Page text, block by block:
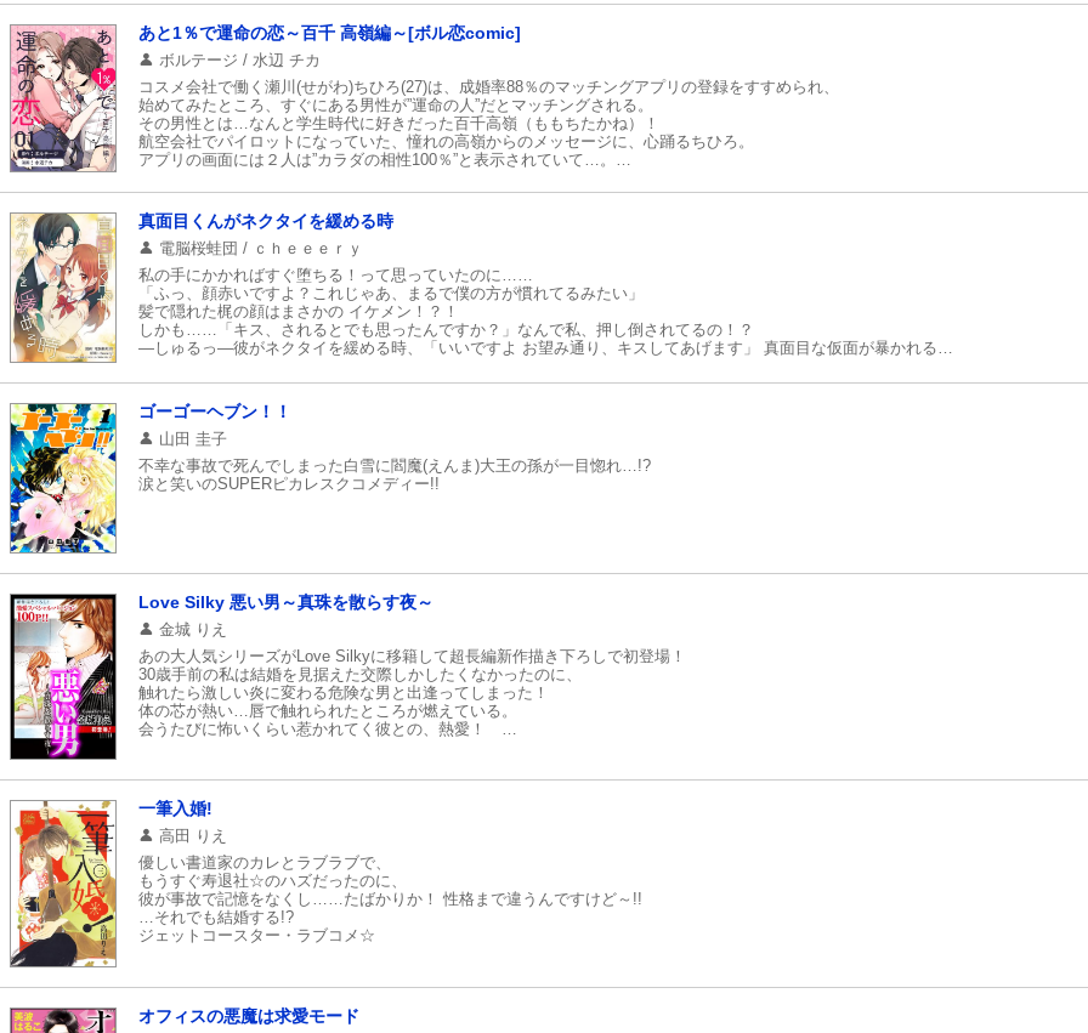
あと1％で運命の恋～百千 高嶺編～[ボル恋comic]
ボルテージ / 水辺 チカ
コスメ会社で働く瀬川(せがわ)ちひろ(27)は、成婚率88％のマッチングアプリの登録をすすめられ、
始めてみたところ、すぐにある男性が”運命の人”だとマッチングされる。
その男性とは…なんと学生時代に好きだった百千高嶺（ももちたかね）！
航空会社でパイロットになっていた、憧れの高嶺からのメッセージに、心踊るちひろ。
アプリの画面には２人は”カラダの相性100％”と表示されていて…。
真面目くんがネクタイを緩める時
電脳桜蛙団 / ｃｈｅｅｅｒｙ
私の手にかかればすぐ堕ちる！って思っていたのに……
「ふっ、顔赤いですよ？これじゃあ、まるで僕の方が慣れてるみたい」
髪で隠れた梶の顔はまさかの イケメン！？！
しかも……「キス、されるとでも思ったんですか？」なんで私、押し倒されてるの！？
―しゅるっ―彼がネクタイを緩める時、「いいですよ お望み通り、キスしてあげます」 真面目な仮面が暴かれる。
ゴーゴーヘブン！！
山田 圭子
不幸な事故で死んでしまった白雪に閻魔(えんま)大王の孫が一目惚れ…!?
涙と笑いのSUPERピカレスクコメディー!!
Love Silky 悪い男～真珠を散らす夜～
金城 りえ
あの大人気シリーズがLove Silkyに移籍して超長編新作描き下ろしで初登場！
30歳手前の私は結婚を見据えた交際しかしたくなかったのに、
触れたら激しい炎に変わる危険な男と出逢ってしまった！
体の芯が熱い…唇で触れられたところが燃えている。
会うたびに怖いくらい惹かれてく彼との、熱愛！
一筆入婚!
高田 りえ
優しい書道家のカレとラブラブで、
もうすぐ寿退社☆のハズだったのに、
彼が事故で記憶をなくし……たばかりか！ 性格まで違うんですけど～!!
…それでも結婚する!?
ジェットコースター・ラブコメ☆
オフィスの悪魔は求愛モード